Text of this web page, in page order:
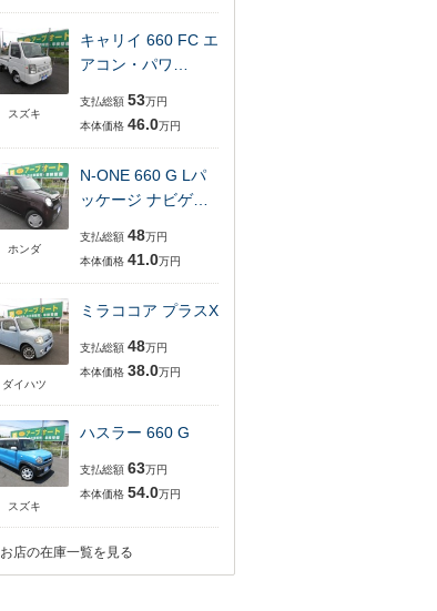
スズキ
キャリイ 660 FC エ
アコン・パワ…
支払総額 53万円
本体価格 46.0万円
ホンダ
N-ONE 660 G Lパ
ッケージ ナビゲ…
支払総額 48万円
本体価格 41.0万円
ダイハツ
ミラココア プラスX
支払総額 48万円
本体価格 38.0万円
スズキ
ハスラー 660 G
支払総額 63万円
本体価格 54.0万円
お店の在庫一覧を見る